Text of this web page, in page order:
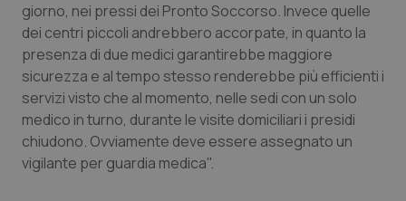
Sardegna
Sicilia
Toscana
Umbria
Malattia di Crohn & Rettocolite Ulcerosa
Neuroscienze & patologie neurodegenerative
Obesità
Oftalmologia
giorno, nei pressi dei Pronto Soccorso. Invece quelle
dei centri piccoli andrebbero accorpate, in quanto la
presenza di due medici garantirebbe maggiore
sicurezza e al tempo stesso renderebbe più efficienti i
servizi visto che al momento, nelle sedi con un solo
medico in turno, durante le visite domiciliari i presidi
chiudono. Ovviamente deve essere assegnato un
vigilante per guardia medica".